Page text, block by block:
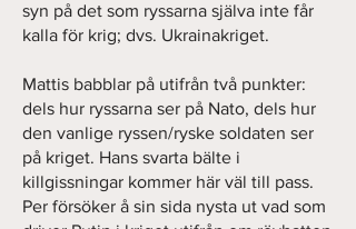
syn på det som ryssarna själva inte får
kalla för krig; dvs. Ukrainakriget.
Mattis babblar på utifrån två punkter:
dels hur ryssarna ser på Nato, dels hur
den vanlige ryssen/ryske soldaten ser
på kriget. Hans svarta bälte i
killgissningar kommer här väl till pass.
Per försöker å sin sida nysta ut vad som